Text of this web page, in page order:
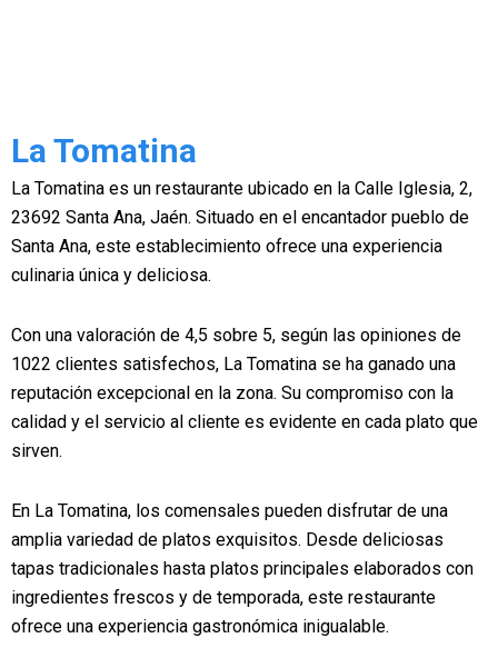
La Tomatina
La Tomatina es un restaurante ubicado en la Calle Iglesia, 2,
23692 Santa Ana, Jaén. Situado en el encantador pueblo de
Santa Ana, este establecimiento ofrece una experiencia
culinaria única y deliciosa.
Con una valoración de 4,5 sobre 5, según las opiniones de
1022 clientes satisfechos, La Tomatina se ha ganado una
reputación excepcional en la zona. Su compromiso con la
calidad y el servicio al cliente es evidente en cada plato que
sirven.
En La Tomatina, los comensales pueden disfrutar de una
amplia variedad de platos exquisitos. Desde deliciosas
tapas tradicionales hasta platos principales elaborados con
ingredientes frescos y de temporada, este restaurante
ofrece una experiencia gastronómica inigualable.